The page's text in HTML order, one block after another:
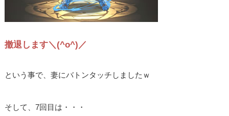
撤退します＼(^o^)／
という事で、妻にバトンタッチしましたｗ
そして、7回目は・・・